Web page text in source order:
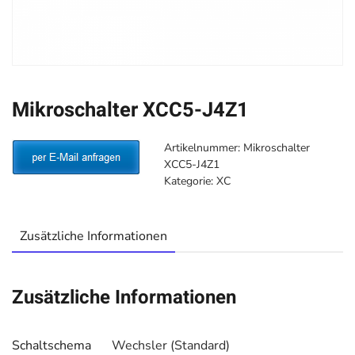
Mikroschalter XCC5-J4Z1
Artikelnummer: Mikroschalter
XCC5-J4Z1
Kategorie: XC
Zusätzliche Informationen
Zusätzliche Informationen
Schaltschema Wechsler (Standard)